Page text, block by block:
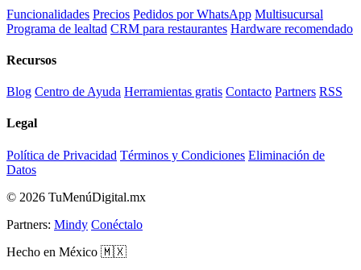
Funcionalidades Precios Pedidos por WhatsApp Multisucursal
Programa de lealtad CRM para restaurantes Hardware recomendado
Recursos
Blog Centro de Ayuda Herramientas gratis Contacto Partners RSS
Legal
Política de Privacidad Términos y Condiciones Eliminación de
Datos
© 2026 TuMenúDigital.mx
Partners: Mindy Conéctalo
Hecho en México 🇲🇽